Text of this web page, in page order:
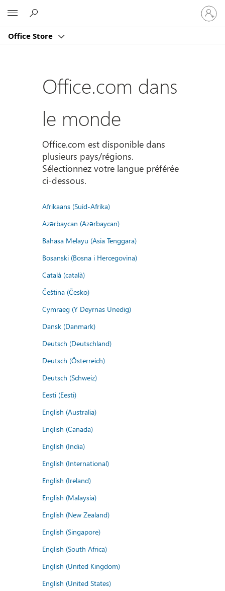
Office Store
vous
à
compte
Office.com dans
le monde
Office.com est disponible dans
plusieurs pays/régions.
Sélectionnez votre langue préférée
ci-dessous.
Afrikaans (Suid-Afrika)
Azərbaycan (Azərbaycan)
Bahasa Melayu (Asia Tenggara)
Bosanski (Bosna i Hercegovina)
Català (català)
Čeština (Česko)
Cymraeg (Y Deyrnas Unedig)
Dansk (Danmark)
Deutsch (Deutschland)
Deutsch (Österreich)
Deutsch (Schweiz)
Eesti (Eesti)
English (Australia)
English (Canada)
English (India)
English (International)
English (Ireland)
English (Malaysia)
English (New Zealand)
English (Singapore)
English (South Africa)
English (United Kingdom)
English (United States)